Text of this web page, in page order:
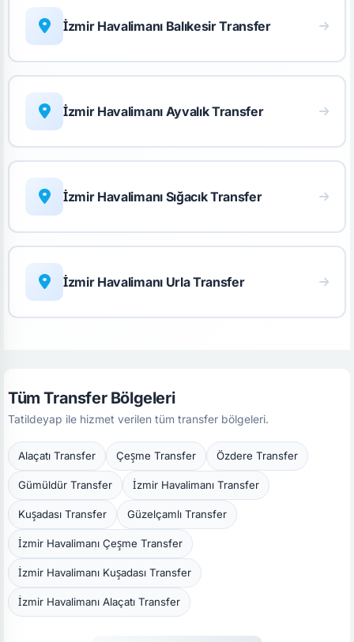
İzmir Havalimanı Balıkesir Transfer
İzmir Havalimanı Ayvalık Transfer
İzmir Havalimanı Sığacık Transfer
İzmir Havalimanı Urla Transfer
Tüm Transfer Bölgeleri
Tatildeyap ile hizmet verilen tüm transfer bölgeleri.
Alaçatı Transfer Çeşme Transfer Özdere Transfer
Gümüldür Transfer İzmir Havalimanı Transfer
Kuşadası Transfer Güzelçamlı Transfer
İzmir Havalimanı Çeşme Transfer
İzmir Havalimanı Kuşadası Transfer
İzmir Havalimanı Alaçatı Transfer